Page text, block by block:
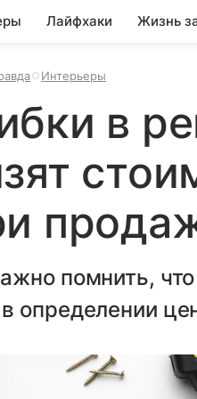
Лайфхаки Жизнь
Интерьеры
в
помнить,
определении